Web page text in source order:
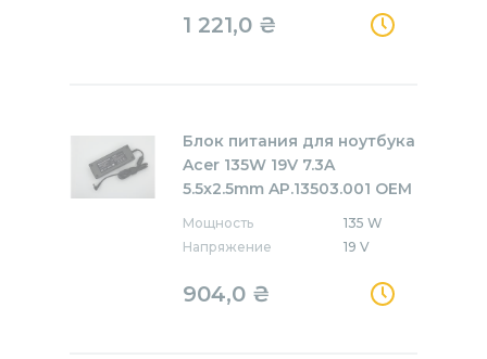
1 221,0 ₴
Блок питания для ноутбука
Acer 135W 19V 7.3A
5.5x2.5mm AP.13503.001 OEM
Мощность
135 W
Напряжение
19 V
904,0 ₴